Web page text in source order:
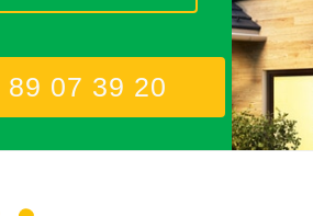
89 07 39 20